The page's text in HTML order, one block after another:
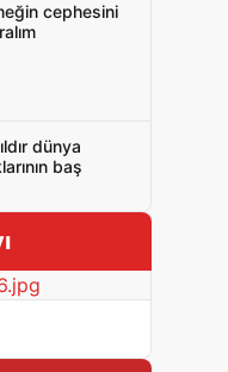
cephesini
dünya
baş